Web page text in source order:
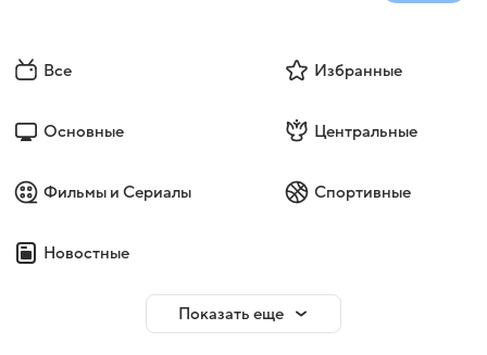
Все Избранные
Основные Центральные
Фильмы и Сериалы Спортивные
Новостные
Показать еще